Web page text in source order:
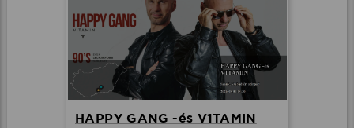
HAPPY GANG -és V1TAMIN